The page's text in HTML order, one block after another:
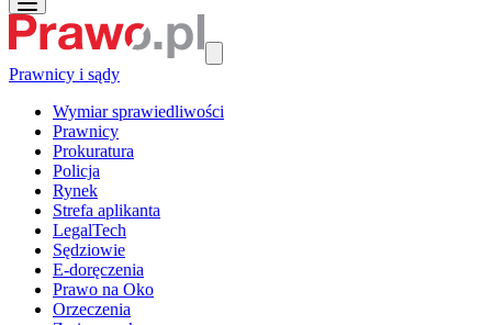
Prawnicy i sądy
Wymiar sprawiedliwości
Prawnicy
Prokuratura
Policja
Rynek
Strefa aplikanta
LegalTech
Sędziowie
E-doręczenia
Prawo na Oko
Orzeczenia